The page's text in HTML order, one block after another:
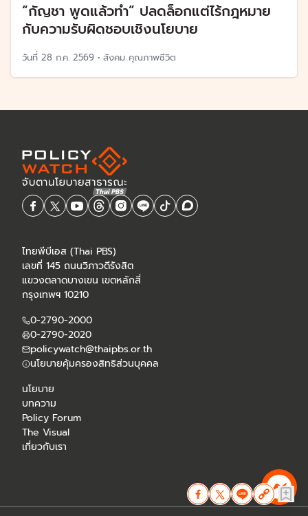
“กัญชา พูดแล้วทำ” ปลดล็อกแต่ไร้กฎหมาย
กับความรับผิดชอบเชิงนโยบาย
วันที่ 28 ก.ค. 2569 • สังคม คุณภาพชีวิต
ไทยพีบีเอส (Thai PBS)
เลขที่ 145 ถนนวิภาวดีรังสิต
แขวงตลาดบางเขน เขตหลักสี่
กรุงเทพฯ 10210
0-2790-2000
0-2790-2020
policywatch@thaipbs.or.th
นโยบายคุ้มครองสิทธิส่วนบุคคล
นโยบาย
บทความ
Policy Forum
The Visual
เกี่ยวกับเรา